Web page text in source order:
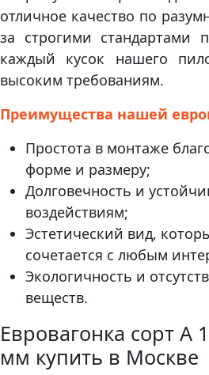
отличное качество по
за строгими стандартами
каждый кусок нашего
высоким требованиям.
Преимущества нашей
Простота в монтаже
форме и размеру;
Долговечность и
воздействиям;
Эстетический вид,
сочетается с любым
Экологичность и
веществ.
Евровагонка сорт А
мм купить в Москве